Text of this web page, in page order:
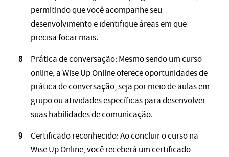
permitindo que você acompanhe seu
desenvolvimento e identifique áreas em que
precisa focar mais.
Prática de conversação: Mesmo sendo um curso
online, a Wise Up Online oferece oportunidades de
prática de conversação, seja por meio de aulas em
grupo ou atividades específicas para desenvolver
suas habilidades de comunicação.
Certificado reconhecido: Ao concluir o curso na
Wise Up Online, você receberá um certificado